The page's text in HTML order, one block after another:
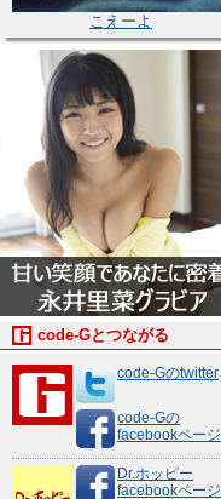
こえーよ
code-Gとつながる
code-Gのtwitter
code-Gの
facebookページ
Dr.ホッピー
facebookページ